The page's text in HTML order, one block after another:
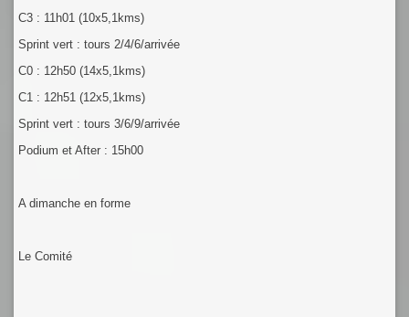
C3 : 11h01 (10x5,1kms)
Sprint vert : tours 2/4/6/arrivée
C0 : 12h50 (14x5,1kms)
C1 : 12h51 (12x5,1kms)
Sprint vert : tours 3/6/9/arrivée
Podium et After : 15h00
A dimanche en forme
Le Comité